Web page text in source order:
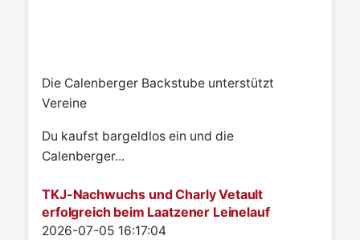
Die Calenberger Backstube unterstützt
Vereine
Du kaufst bargeldlos ein und die
Calenberger...
TKJ-Nachwuchs und Charly Vetault
erfolgreich beim Laatzener Leinelauf
Details
2026-07-05 16:17:04